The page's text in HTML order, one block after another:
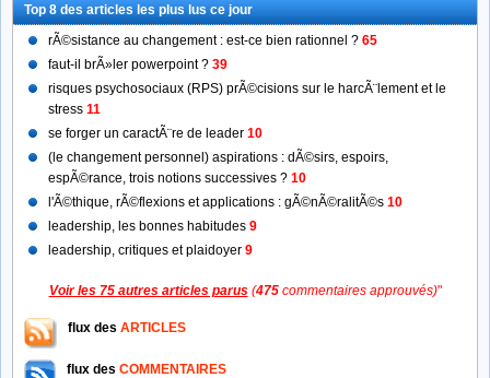
Top 8 des articles les plus lus ce jour
rÃ©sistance au changement : est-ce bien rationnel ? 65
faut-il brÃ»ler powerpoint ? 39
risques psychosociaux (RPS) prÃ©cisions sur le harcÃ¨lement et le
stress 11
se forger un caractÃ¨re de leader 10
(le changement personnel) aspirations : dÃ©sirs, espoirs,
espÃ©rance, trois notions successives ? 10
l'Ã©thique, rÃ©flexions et applications : gÃ©nÃ©ralitÃ©s 10
leadership, les bonnes habitudes 9
leadership, critiques et plaidoyer 9
Voir les 75 autres articles parus (475commentaires approuvés)"
flux des ARTICLES
flux des COMMENTAIRES